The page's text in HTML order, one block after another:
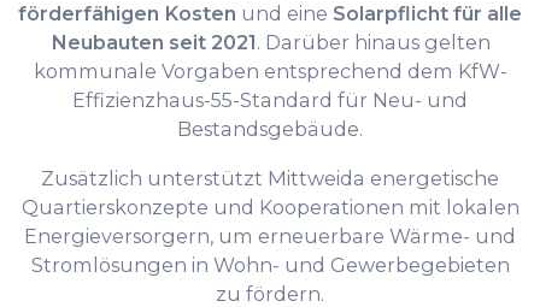
förderfähigen Kosten und eine Solarpflicht für alle
Neubauten seit 2021. Darüber hinaus gelten
kommunale Vorgaben entsprechend dem KfW-
Effizienzhaus-55-Standard für Neu- und
Bestandsgebäude.
Zusätzlich unterstützt Mittweida energetische
Quartierskonzepte und Kooperationen mit lokalen
Energieversorgern, um erneuerbare Wärme- und
Stromlösungen in Wohn- und Gewerbegebieten
zu fördern.